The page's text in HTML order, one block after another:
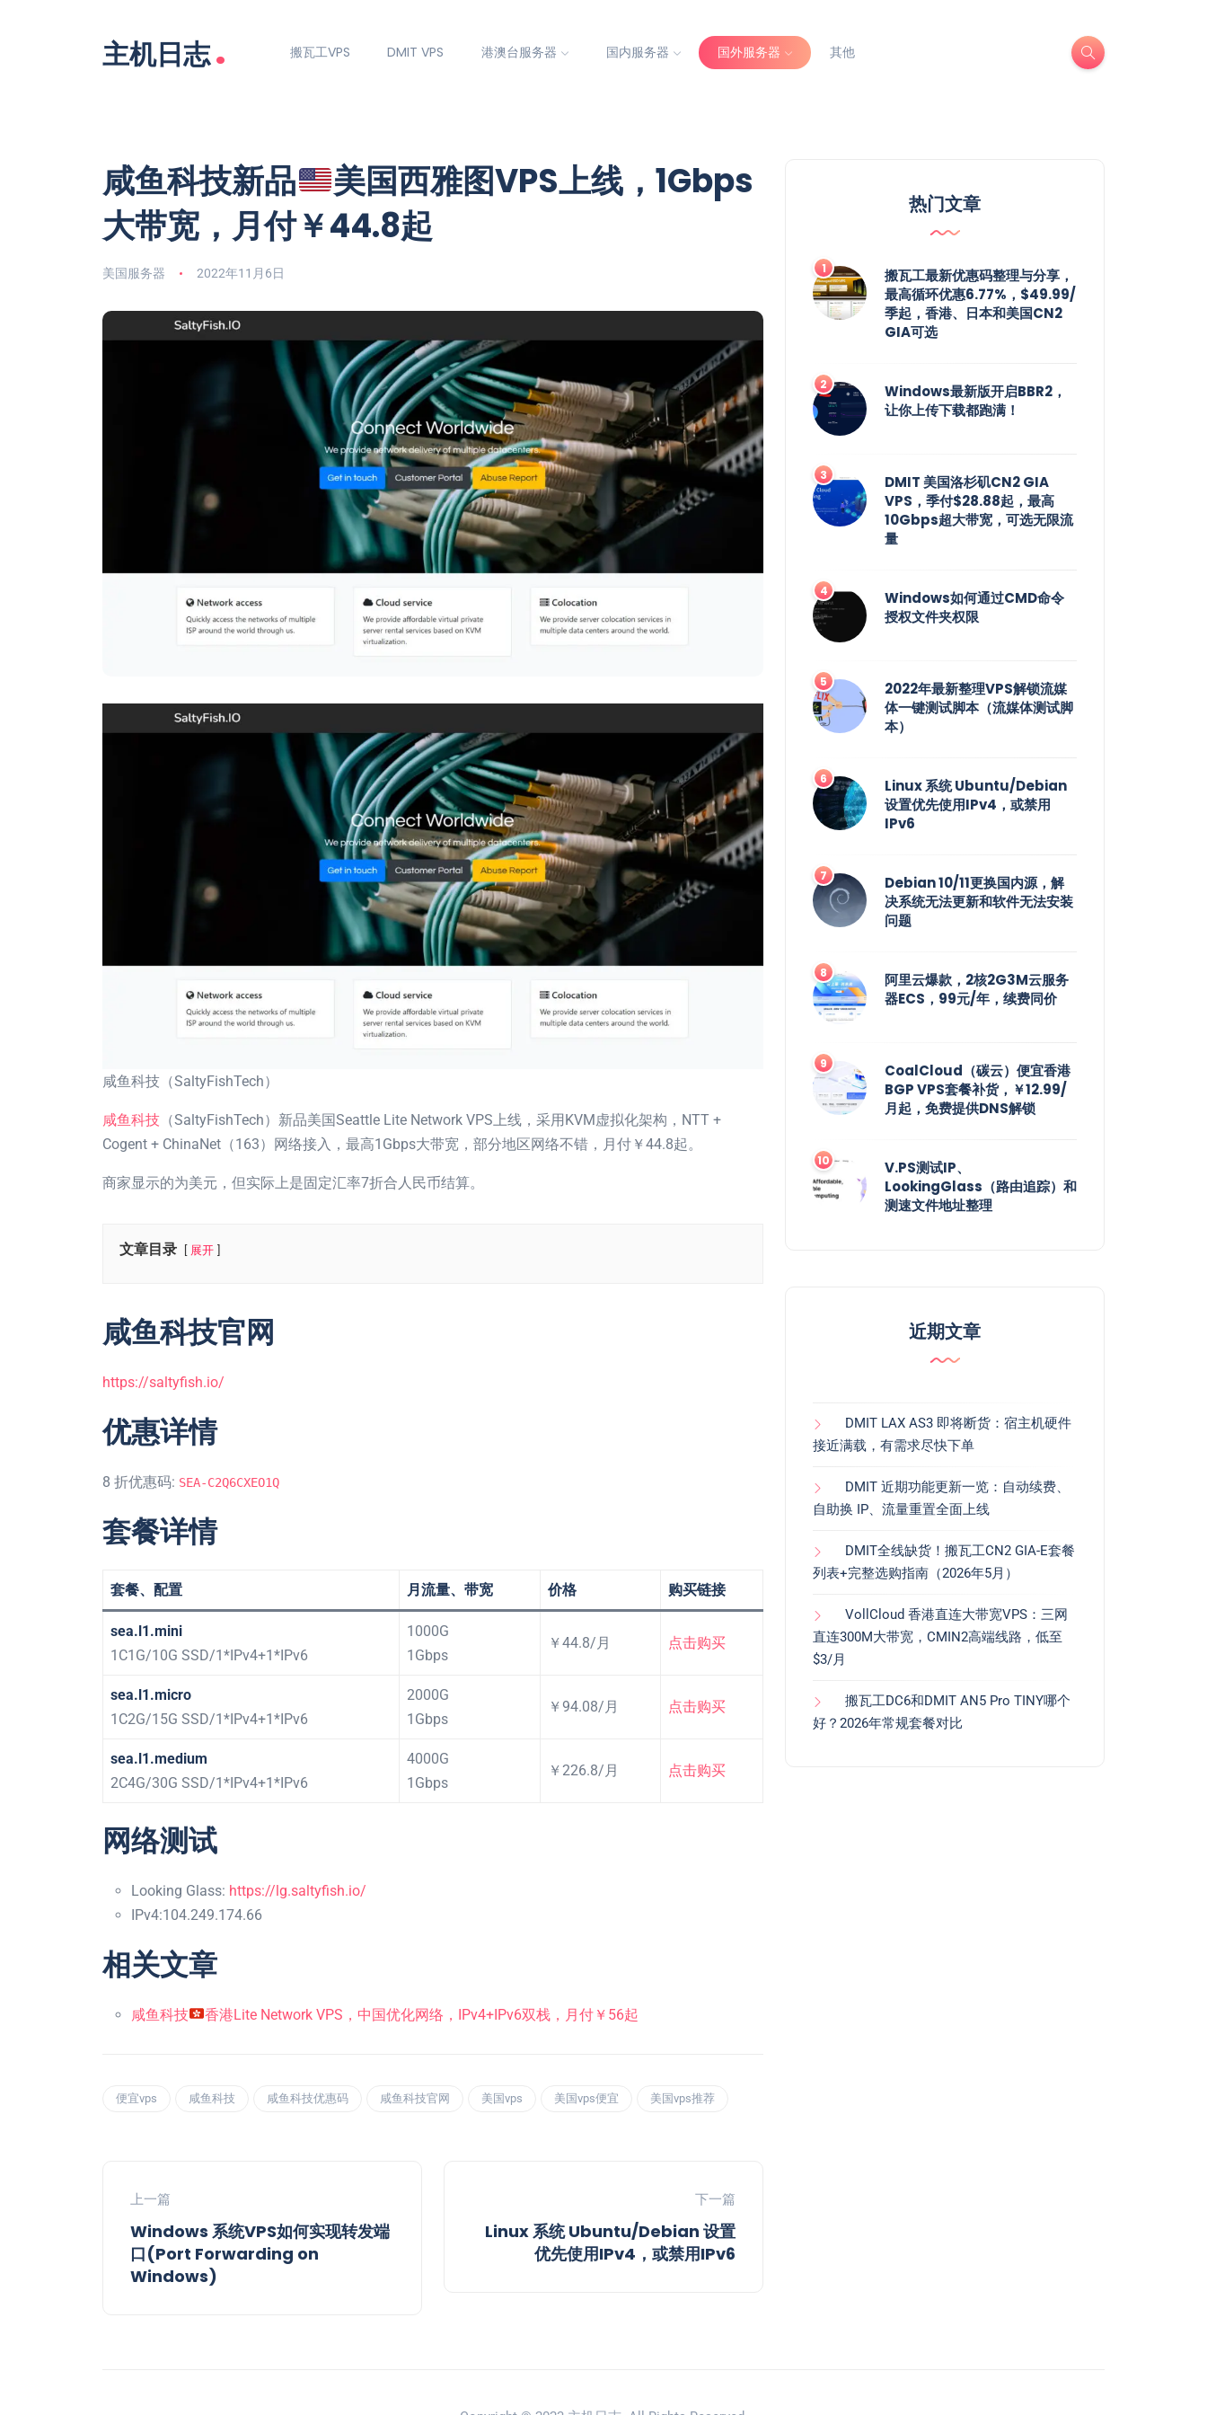
主机日志. 搬瓦工VPS DMIT VPS 港澳台服务器 国内服务器 国外服务器 其他
咸鱼科技新品
美国西雅图VPS上线，1Gbps
大带宽，月付￥44.8起
美国服务器 2022年11月6日
咸鱼科技（SaltyFishTech）
咸鱼科技 （SaltyFishTech）新品美国Seattle Lite Network VPS上线，采用KVM虚拟化架构，NTT +
Cogent + ChinaNet（163）网络接入，最高1Gbps大带宽，部分地区网络不错，月付￥44.8起。
商家显示的为美元，但实际上是固定汇率7折合人民币结算。
文章目录 展开
咸鱼科技官网
https://saltyfish.io/
优惠详情
8 折优惠码: SEA-C2Q6CXEO1Q
套餐详情
套餐、配置 月流量、带宽 价格 购买链接
sea.l1.mini
1C1G/10G SSD/1*IPv4+1*IPv6
1000G
1Gbps
￥44.8/月 点击购买
sea.l1.micro
1C2G/15G SSD/1*IPv4+1*IPv6
2000G
1Gbps
￥94.08/月 点击购买
sea.l1.medium
2C4G/30G SSD/1*IPv4+1*IPv6
4000G
1Gbps
￥226.8/月 点击购买
网络测试
Looking Glass: https://lg.saltyfish.io/
IPv4:104.249.174.66
相关文章
咸鱼科技 香港Lite Network VPS，中国优化网络，IPv4+IPv6双栈，月付￥56起
便宜vps 咸鱼科技 咸鱼科技优惠码 咸鱼科技官网 美国vps 美国vps便宜 美国vps推荐
上一篇
Windows 系统VPS如何实现转发端
口(Port Forwarding on
Windows)
下一篇
Linux 系统 Ubuntu/Debian 设置
优先使用IPv4，或禁用IPv6
热门文章
搬瓦工最新优惠码整理与分享，
最高循环优惠6.77%，$49.99/
季起，香港、日本和美国CN2
GIA可选
Windows最新版开启BBR2，
让你上传下载都跑满！
DMIT 美国洛杉矶CN2 GIA
VPS，季付$28.88起，最高
10Gbps超大带宽，可选无限流
量
Windows如何通过CMD命令
授权文件夹权限
2022年最新整理VPS解锁流媒
体一键测试脚本（流媒体测试脚
本）
Linux 系统 Ubuntu/Debian
设置优先使用IPv4，或禁用
IPv6
Debian 10/11更换国内源，解
决系统无法更新和软件无法安装
问题
阿里云爆款，2核2G3M云服务
器ECS，99元/年，续费同价
CoalCloud（碳云）便宜香港
BGP VPS套餐补货，￥12.99/
月起，免费提供DNS解锁
V.PS测试IP、
LookingGlass（路由追踪）和
测速文件地址整理
近期文章
DMIT LAX AS3 即将断货：宿主机硬件
接近满载，有需求尽快下单
DMIT 近期功能更新一览：自动续费、
自助换 IP、流量重置全面上线
DMIT全线缺货！搬瓦工CN2 GIA-E套餐
列表+完整选购指南（2026年5月）
VollCloud 香港直连大带宽VPS：三网
直连300M大带宽，CMIN2高端线路，低至
$3/月
搬瓦工DC6和DMIT AN5 Pro TINY哪个
好？2026年常规套餐对比